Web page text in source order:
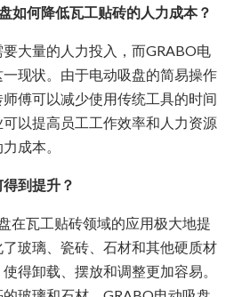
如何降低瓦工贴砖的人力成本？
大量的人力投入，而GRABO电
现状。由于电动吸盘的简易操作
傅可以减少使用传统工具的时间
以提高员工工作效率和人力资源
成本。
到提升？
在瓦工贴砖领域的应用极大地提
玻璃、瓷砖、石材和其他硬质材
得卸载、摆放和调整更加容易。